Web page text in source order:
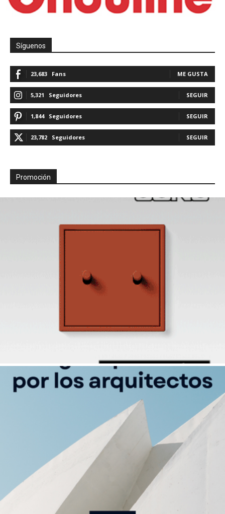
Síguenos
23,683 Fans ME GUSTA
5,321 Seguidores SEGUIR
1,844 Seguidores SEGUIR
23,782 Seguidores SEGUIR
Promoción